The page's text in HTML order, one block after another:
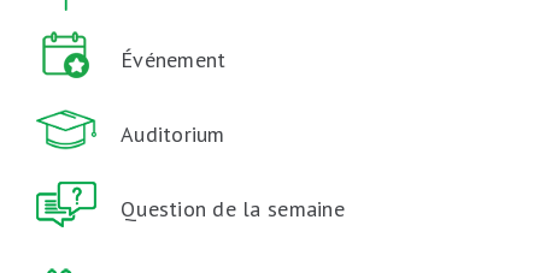
Événement
Auditorium
Question de la semaine